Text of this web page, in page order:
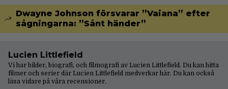
Dwayne Johnson försvarar ”Vaiana” efter
sågningarna: ”Sånt händer”
Lucien Littlefield
Vi har bilder, biografi, och filmografi av Lucien Littlefield. Du kan hitta
filmer och serier där Lucien Littlefield medverkar här. Du kan också
läsa vidare på våra recensioner.